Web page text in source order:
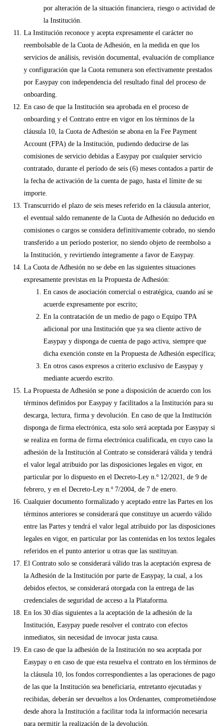
por alteración de la situación financiera, riesgo o actividad de
la Institución.
La Institución reconoce y acepta expresamente el carácter no
reembolsable de la Cuota de Adhesión, en la medida en que los
servicios de análisis, revisión documental, evaluación de compliance
y configuración que la Cuota remunera son efectivamente prestados
por Easypay con independencia del resultado final del proceso de
onboarding.
En caso de que la Institución sea aprobada en el proceso de
onboarding y el Contrato entre en vigor en los términos de la
cláusula 10, la Cuota de Adhesión se abona en la Fee Payment
Account (FPA) de la Institución, pudiendo deducirse de las
comisiones de servicio debidas a Easypay por cualquier servicio
contratado, durante el período de seis (6) meses contados a partir de
la fecha de activación de la cuenta de pago, hasta el límite de su
importe.
Transcurrido el plazo de seis meses referido en la cláusula anterior,
el eventual saldo remanente de la Cuota de Adhesión no deducido en
comisiones o cargos se considera definitivamente cobrado, no siendo
transferido a un período posterior, no siendo objeto de reembolso a
la Institución, y revirtiendo íntegramente a favor de Easypay.
La Cuota de Adhesión no se debe en las siguientes situaciones
expresamente previstas en la Propuesta de Adhesión:
En casos de asociación comercial o estratégica, cuando así se
acuerde expresamente por escrito;
En la contratación de un medio de pago o Equipo TPA
adicional por una Institución que ya sea cliente activo de
Easypay y disponga de cuenta de pago activa, siempre que
dicha exención conste en la Propuesta de Adhesión específica;
En otros casos expresos a criterio exclusivo de Easypay y
mediante acuerdo escrito.
La Propuesta de Adhesión se pone a disposición de acuerdo con los
términos definidos por Easypay y facilitados a la Institución para su
descarga, lectura, firma y devolución. En caso de que la Institución
disponga de firma electrónica, esta solo será aceptada por Easypay si
se realiza en forma de firma electrónica cualificada, en cuyo caso la
adhesión de la Institución al Contrato se considerará válida y tendrá
el valor legal atribuido por las disposiciones legales en vigor, en
particular por lo dispuesto en el Decreto-Ley n.º 12/2021, de 9 de
febrero, y en el Decreto-Ley n.º 7/2004, de 7 de enero.
Cualquier documento formalizado y aceptado entre las Partes en los
términos anteriores se considerará que constituye un acuerdo válido
entre las Partes y tendrá el valor legal atribuido por las disposiciones
legales en vigor, en particular por las contenidas en los textos legales
referidos en el punto anterior u otras que las sustituyan.
El Contrato solo se considerará válido tras la aceptación expresa de
la Adhesión de la Institución por parte de Easypay, la cual, a los
debidos efectos, se considerará otorgada con la entrega de las
credenciales de seguridad de acceso a la Plataforma.
En los 30 días siguientes a la aceptación de la adhesión de la
Institución, Easypay puede resolver el contrato con efectos
inmediatos, sin necesidad de invocar justa causa.
En caso de que la adhesión de la Institución no sea aceptada por
Easypay o en caso de que esta resuelva el contrato en los términos de
la cláusula 10, los fondos correspondientes a las operaciones de pago
de las que la Institución sea beneficiaria, entretanto ejecutadas y
recibidas, deberán ser devueltos a los Ordenantes, comprometiéndose
desde ahora la Institución a facilitar toda la información necesaria
para permitir la realización de la devolución.